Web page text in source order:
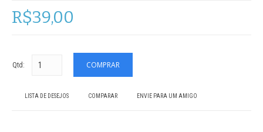
R$39,00
Qtd:
LISTA DE DESEJOS COMPARAR ENVIE PARA UM AMIGO